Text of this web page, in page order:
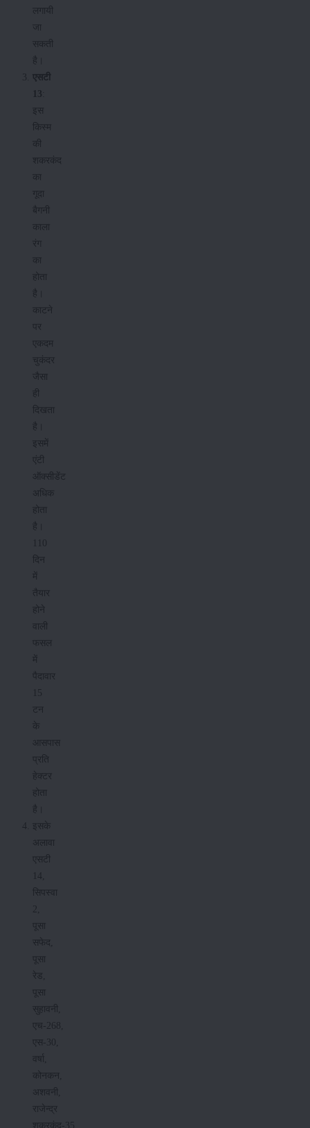
लगायी
जा
सकती
है।
एसटी
13
इस
किस्म
की
शकरकंद
का
गूदा
बैगनी
काला
रंग
का
होता
है।
काटने
पर
एकदम
चुकंदर
जैसा
ही
दिखता
है।
इसमें
एंटी
ऑक्सीडेंट
अधिक
होता
है।
110
दिन
में
तैयार
होने
वाली
फसल
में
पैदावार
15
टन
के
आसपास
प्रति
हेक्टर
होता
है।
इसके
अलावा
एसटी
14,
सिपस्वा
2,
पूसा
सफेद,
पूसा
रेड,
पूसा
सुहावनी,
एच-268,
एस-30,
वर्षा,
कोनकन,
अशवनी,
राजेन्द्र
शकरकंद-35,